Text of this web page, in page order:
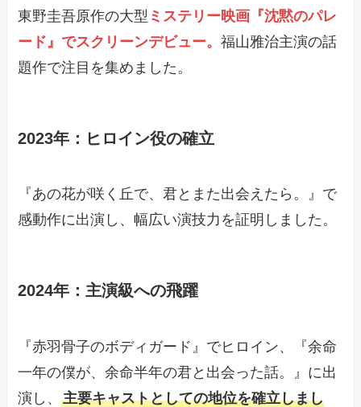
東野圭吾原作の大型 ミステリー映画『沈黙のパレ
ード』でスクリーンデビュー。福山雅治主演の話
題作で注目を集めました。
2023年：ヒロイン役の確立
『あの花が咲く丘で、君とまた出会えたら。』で
感動作に出演し、幅広い演技力を証明しました。
2024年：主演級への飛躍
『赤羽骨子のボディガード』でヒロイン、『余命
一年の僕が、余命半年の君と出会った話。』に出
演し、主要キャストとしての地位を確立しまし